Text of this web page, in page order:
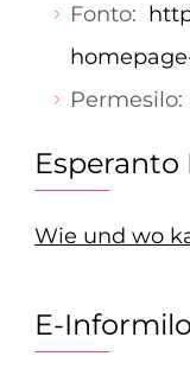
Fonto:
Permesilo:
Esperanto
Wie und wo
E-